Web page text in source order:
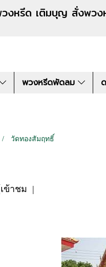
วงหรีดด่ว
พวงหรีดพัดลม
วัดทองสัมฤทธิ์
ข้าชม |